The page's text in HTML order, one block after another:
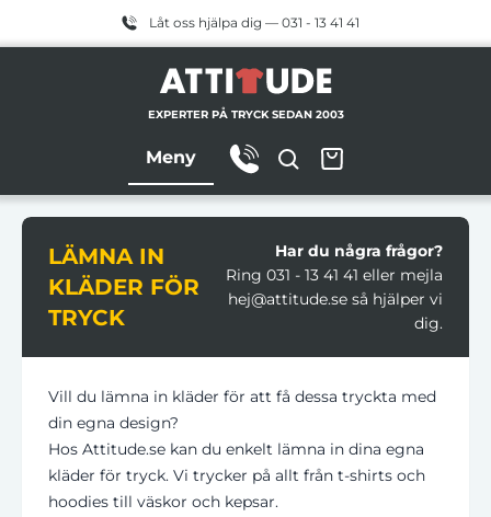
Låt oss hjälpa dig — 031 - 13 41 41
EXPERTER PÅ TRYCK SEDAN 2003
Meny
LÄMNA IN
KLÄDER FÖR
TRYCK
Har du några frågor?
Ring 031 - 13 41 41 eller mejla
hej@attitude.se så hjälper vi
dig.
Vill du lämna in kläder för att få dessa tryckta med
din egna design?
Hos Attitude.se kan du enkelt lämna in dina egna
kläder för tryck. Vi trycker på allt från t-shirts och
hoodies till väskor och kepsar.